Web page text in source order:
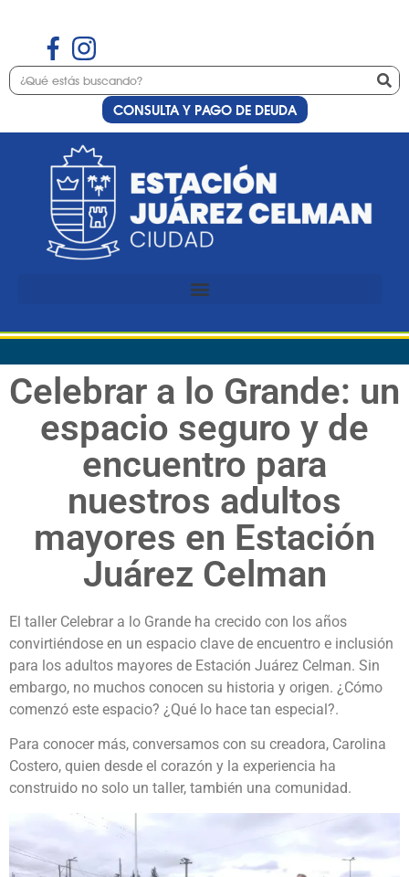
CONSULTA Y PAGO DE DEUDA
Celebrar a lo Grande: un
espacio seguro y de
encuentro para
nuestros adultos
mayores en Estación
Juárez Celman
El taller Celebrar a lo Grande ha crecido con los años
convirtiéndose en un espacio clave de encuentro e inclusión
para los adultos mayores de Estación Juárez Celman. Sin
embargo, no muchos conocen su historia y origen. ¿Cómo
comenzó este espacio? ¿Qué lo hace tan especial?.
Para conocer más, conversamos con su creadora, Carolina
Costero, quien desde el corazón y la experiencia ha
construido no solo un taller, también una comunidad.